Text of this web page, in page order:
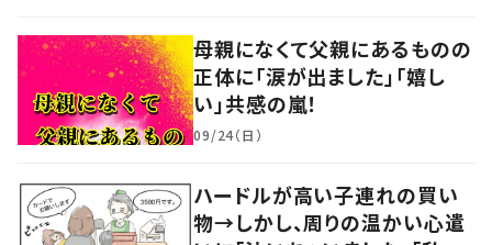
母親になくて父親にあるものの
正体に「涙が出ました」「嬉し
い」共感の嵐！
09/24（日）
ハードルが高い子連れの買い
物→しかし、周りの温かい心遣